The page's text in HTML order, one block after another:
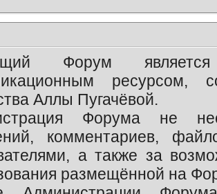
Форум является
ресурсом,
Аллы Пугачёвой.
Форума не
комментариев,
а также за
размещённой на